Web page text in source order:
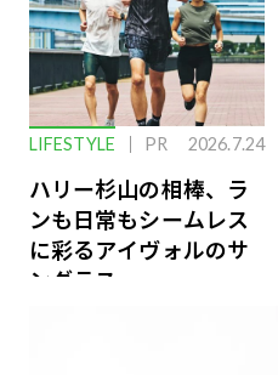
LIFESTYLE PR 2026.7.24
ハリー杉山の相棒、ラ
ンも日常もシームレス
に彩るアイヴォルのサ
ングラス